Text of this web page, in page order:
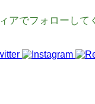
アでフォローして